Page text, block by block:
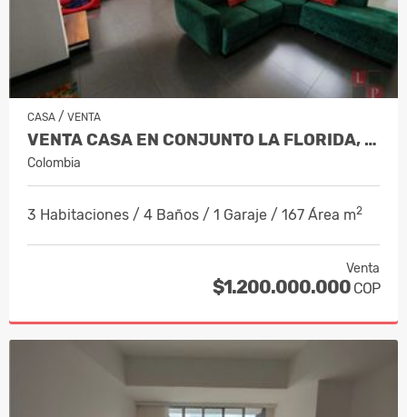
CASA / VENTA
VENTA CASA EN CONJUNTO LA FLORIDA, VIL…
Colombia
3 Habitaciones / 4 Baños / 1 Garaje / 167 Área m2
Venta
$1.200.000.000 COP